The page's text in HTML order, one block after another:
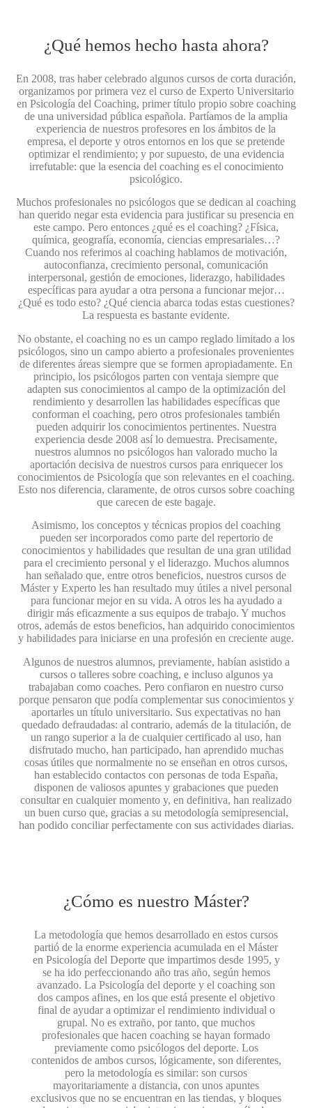
¿Qué hemos hecho hasta ahora?
En 2008, tras haber celebrado algunos cursos de corta duración,
organizamos por primera vez el curso de Experto Universitario
en Psicología del Coaching, primer título propio sobre coaching
de una universidad pública española. Partíamos de la amplia
experiencia de nuestros profesores en los ámbitos de la
empresa, el deporte y otros entornos en los que se pretende
optimizar el rendimiento; y por supuesto, de una evidencia
irrefutable: que la esencia del coaching es el conocimiento
psicológico.
Muchos profesionales no psicólogos que se dedican al coaching
han querido negar esta evidencia para justificar su presencia en
este campo. Pero entonces ¿qué es el coaching? ¿Física,
química, geografía, economía, ciencias empresariales…?
Cuando nos referimos al coaching hablamos de motivación,
autoconfianza, crecimiento personal, comunicación
interpersonal, gestión de emociones, liderazgo, habilidades
específicas para ayudar a otra persona a funcionar mejor…
¿Qué es todo esto? ¿Qué ciencia abarca todas estas cuestiones?
La respuesta es bastante evidente.
No obstante, el coaching no es un campo reglado limitado a los
psicólogos, sino un campo abierto a profesionales provenientes
de diferentes áreas siempre que se formen apropiadamente. En
principio, los psicólogos parten con ventaja siempre que
adapten sus conocimientos al campo de la optimización del
rendimiento y desarrollen las habilidades específicas que
conforman el coaching, pero otros profesionales también
pueden adquirir los conocimientos pertinentes. Nuestra
experiencia desde 2008 así lo demuestra. Precisamente,
nuestros alumnos no psicólogos han valorado mucho la
aportación decisiva de nuestros cursos para enriquecer los
conocimientos de Psicología que son relevantes en el coaching.
Esto nos diferencia, claramente, de otros cursos sobre coaching
que carecen de este bagaje.
Asimismo, los conceptos y técnicas propios del coaching
pueden ser incorporados como parte del repertorio de
conocimientos y habilidades que resultan de una gran utilidad
para el crecimiento personal y el liderazgo. Muchos alumnos
han señalado que, entre otros beneficios, nuestros cursos de
Máster y Experto les han resultado muy útiles a nivel personal
para funcionar mejor en su vida. A otros les ha ayudado a
dirigir más eficazmente a sus equipos de trabajo. Y muchos
otros, además de estos beneficios, han adquirido conocimientos
y habilidades para iniciarse en una profesión en creciente auge.
Algunos de nuestros alumnos, previamente, habían asistido a
cursos o talleres sobre coaching, e incluso algunos ya
trabajaban como coaches. Pero confiaron en nuestro curso
porque pensaron que podía complementar sus conocimientos y
aportarles un título universitario. Sus expectativas no han
quedado defraudadas: al contrario, además de la titulación, de
un rango superior a la de cualquier certificado al uso, han
disfrutado mucho, han participado, han aprendido muchas
cosas útiles que normalmente no se enseñan en otros cursos,
han establecido contactos con personas de toda España,
disponen de valiosos apuntes y grabaciones que pueden
consultar en cualquier momento y, en definitiva, han realizado
un buen curso que, gracias a su metodología semipresencial,
han podido conciliar perfectamente con sus actividades diarias.
¿Cómo es nuestro Máster?
La metodología que hemos desarrollado en estos cursos
partió de la enorme experiencia acumulada en el Máster
en Psicología del Deporte que impartimos desde 1995, y
se ha ido perfeccionando año tras año, según hemos
avanzado. La Psicología del deporte y el coaching son
dos campos afines, en los que está presente el objetivo
final de ayudar a optimizar el rendimiento individual o
grupal. No es extraño, por tanto, que muchos
profesionales que hacen coaching se hayan formado
previamente como psicólogos del deporte. Los
contenidos de ambos cursos, lógicamente, son diferentes,
pero la metodología es similar: son cursos
mayoritariamente a distancia, con unos apuntes
exclusivos que no se encuentran en las tiendas, y bloques